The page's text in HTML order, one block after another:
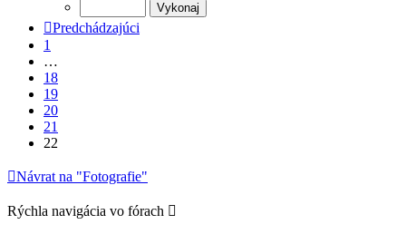
Predchádzajúci
1
…
18
19
20
21
22
Návrat na "Fotografie"
Rýchla navigácia vo fórach